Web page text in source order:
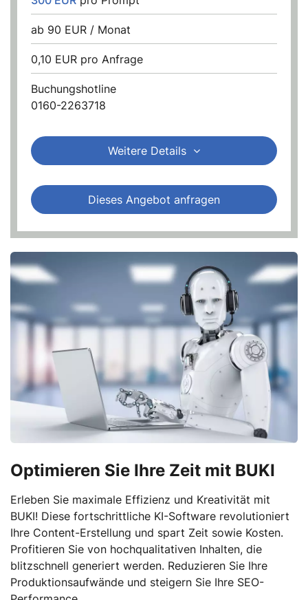
ab 90 EUR / Monat
0,10 EUR pro Anfrage
Buchungshotline
0160-2263718
Weitere Details
Dieses Angebot anfragen
Optimieren Sie Ihre Zeit mit BUKI
Erleben Sie maximale Effizienz und Kreativität mit
BUKI! Diese fortschrittliche KI-Software revolutioniert
Ihre Content-Erstellung und spart Zeit sowie Kosten.
Profitieren Sie von hochqualitativen Inhalten, die
blitzschnell generiert werden. Reduzieren Sie Ihre
Produktionsaufwände und steigern Sie Ihre SEO-